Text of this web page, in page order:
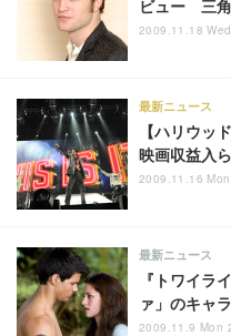
ビュー 三角
2009.11.18
【ハリウッ
映画収益入
最新ニュース
2009.11.16
『トワイラ
ァ」のキャ
最新ニュース
2009.11.9 Mon